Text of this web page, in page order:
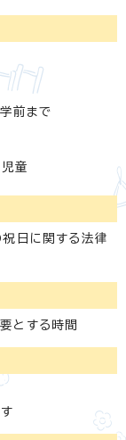
前まで
童
日に関する法律
とする時間